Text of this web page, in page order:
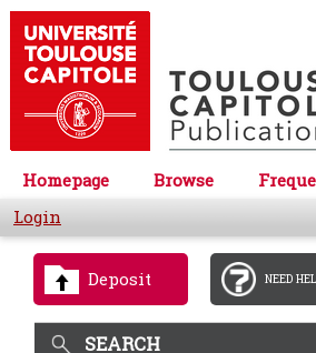
Homepage Browse
Login
Deposit NEED
SEARCH